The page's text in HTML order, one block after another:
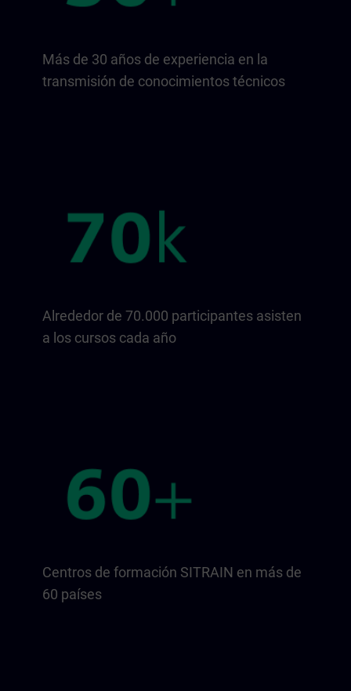
Más de 30 años de experiencia en la
transmisión de conocimientos técnicos
Alrededor de 70.000 participantes asisten
a los cursos cada año
Centros de formación SITRAIN en más de
60 países